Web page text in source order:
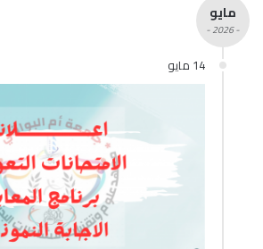
مايو
- 2026 -
14 مايو